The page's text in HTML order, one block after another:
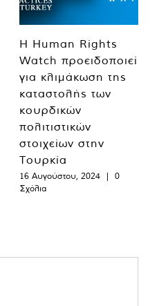
Η Human Rights
Watch προειδοποιεί
για κλιμάκωση της
καταστολής των
κουρδικών
πολιτιστικών
στοιχείων στην
Τουρκία
16 Αυγούστου, 2024 |
0
Σχόλια